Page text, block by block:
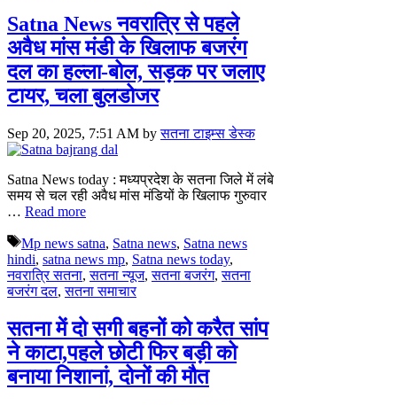
Satna News नवरात्रि से पहले
अवैध मांस मंडी के खिलाफ बजरंग
दल का हल्ला-बोल, सड़क पर जलाए
टायर, चला बुलडोजर
Sep 20, 2025, 7:51 AM byसतना टाइम्स डेस्क
Satna News today : मध्यप्रदेश के सतना जिले में लंबे
समय से चल रही अवैध मांस मंडियों के खिलाफ गुरुवार
… Read more
Tags
Mp news satna, Satna news, Satna news
hindi, satna news mp, Satna news today,
नवरात्रि सतना,सतना न्यूज,सतना बजरंग,सतना
बजरंग दल,सतना समाचार
सतना में दो सगी बहनों को करैत सांप
ने काटा,पहले छोटी फिर बड़ी को
बनाया निशानां, दोनों की मौत